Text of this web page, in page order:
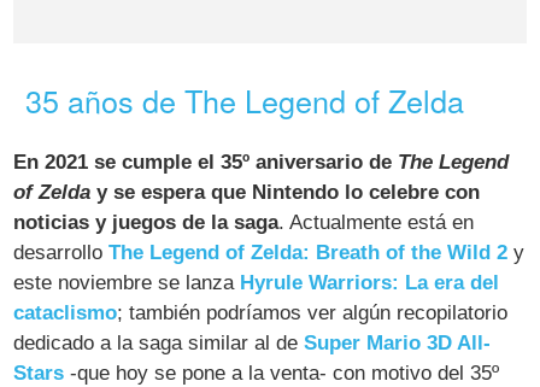
35 años de The Legend of Zelda
En 2021 se cumple el 35º aniversario de The Legend
of Zelda y se espera que Nintendo lo celebre con
noticias y juegos de la saga. Actualmente está en
desarrolloThe Legend of Zelda: Breath of the Wild 2 y
este noviembre se lanza Hyrule Warriors: La era del
cataclismo; también podríamos ver algún recopilatorio
dedicado a la saga similar al deSuper Mario 3D All-
Stars -que hoy se pone a la venta- con motivo del 35º